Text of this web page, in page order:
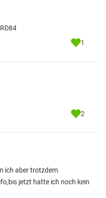
1
2
ich aber trotzdem
jetzt hatte ich noch kein